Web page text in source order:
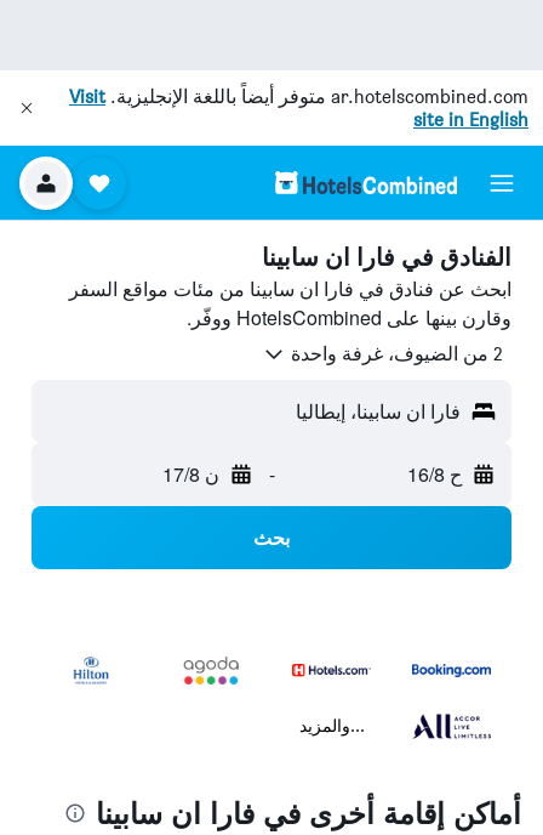
ar.hotelscombined.com متوفر أيضاً باللغة الإنجليزية.Visit
site in English
الفنادق في فارا ان سابينا
ابحث عن فنادق في فارا ان سابينا من مئات مواقع السفر
وقارن بينها على HotelsCombined ووفّر.
2 من الضيوف، غرفة واحدة
فارا ان سابينا، إيطاليا
ح 16/8 - ن 17/8
بحث
...والمزيد
أماكن إقامة أخرى في فارا ان سابينا